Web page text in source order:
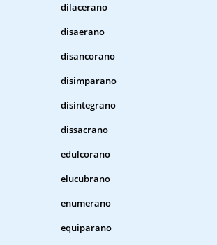
dilacerano
disaerano
disancorano
disimparano
disintegrano
dissacrano
edulcorano
elucubrano
enumerano
equiparano